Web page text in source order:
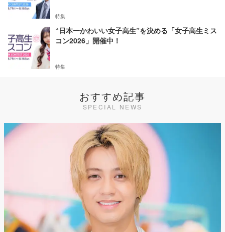
特集
“日本一かわいい女子高生”を決める「女子高生ミス
コン2026」開催中！
特集
おすすめ記事
SPECIAL NEWS